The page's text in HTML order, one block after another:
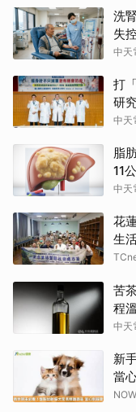
洗
失
中天
打
研
中天
脂
11
中天
花
生
苦
程
中天
新
當